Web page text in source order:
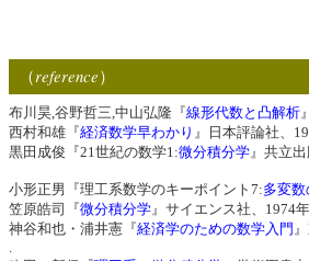
（reference）
布川昊,谷野哲三,中山弘隆『線形代数と凸解析
西村和雄『経済数学早わかり 』日本評論社、
黒田成俊『21世紀の数学1:微分積分学 』共立
小形正男『理工系数学のキーポイント7:多変
笠原皓司『微分積分学 』サイエンス社、1974
神谷和也・浦井憲『経済学のための数学入門